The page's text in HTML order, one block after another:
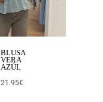
BLUSA
VERA
AZÚL
21.95€